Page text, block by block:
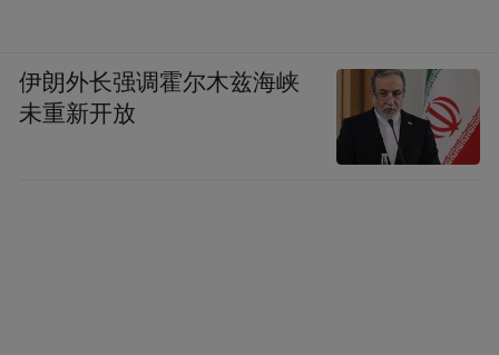
伊朗外长强调霍尔木兹海峡
未重新开放